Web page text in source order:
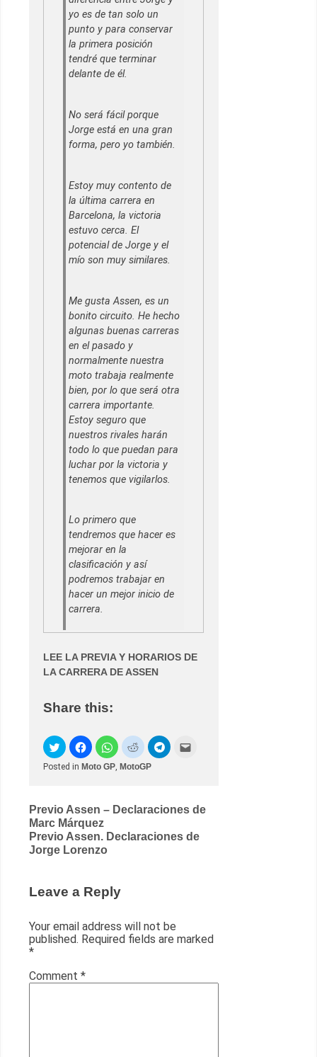
yo es de tan solo un
punto y para conservar
la primera posición
tendré que terminar
delante de él.
No será fácil porque
Jorge está en una gran
forma, pero yo también.
Estoy muy contento de
la última carrera en
Barcelona, la victoria
estuvo cerca. El
potencial de Jorge y el
mío son muy similares.
Me gusta Assen, es un
bonito circuito. He hecho
algunas buenas carreras
en el pasado y
normalmente nuestra
moto trabaja realmente
bien, por lo que será otra
carrera importante.
Estoy seguro que
nuestros rivales harán
todo lo que puedan para
luchar por la victoria y
tenemos que vigilarlos.
Lo primero que
tendremos que hacer es
mejorar en la
clasificación y así
podremos trabajar en
hacer un mejor inicio de
carrera.
LEE LA PREVIA Y HORARIOS DE
LA CARRERA DE ASSEN
Share this:
Posted in Moto GP, MotoGP
Post
navigation
Previo Assen – Declaraciones de
Marc Márquez
Previo Assen. Declaraciones de
Jorge Lorenzo
Leave a Reply
Your email address will not be
published. Required fields are marked
*
Comment *